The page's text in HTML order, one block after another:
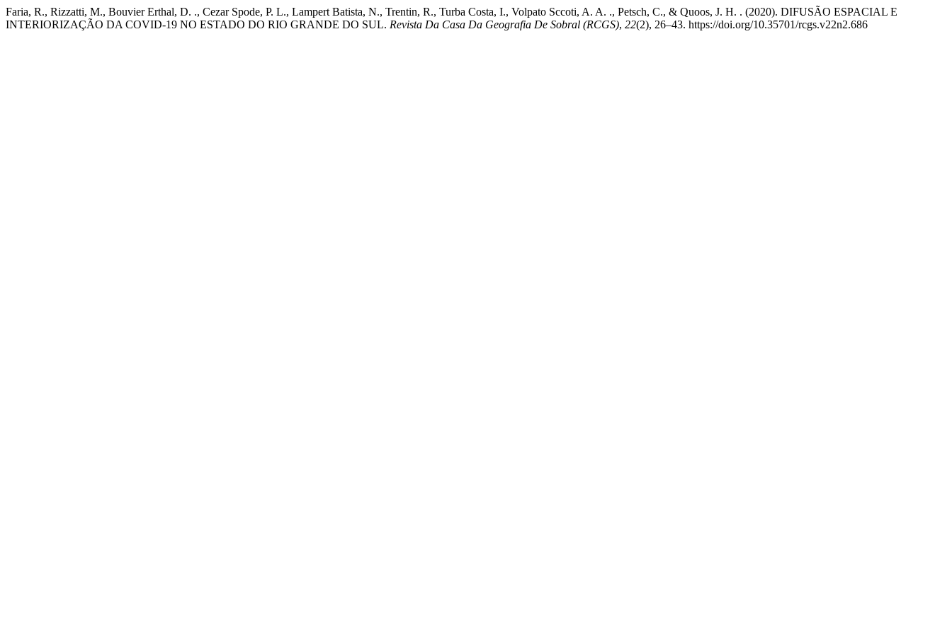
Faria, R., Rizzatti, M., Bouvier Erthal, D. ., Cezar Spode, P. L., Lampert Batista, N., Trentin, R., Turba Costa, I., Volpato Sccoti, A. A. ., Petsch, C., & Quoos, J. H. . (2020). DIFUSÃO ESPACIAL E
INTERIORIZAÇÃO DA COVID-19 NO ESTADO DO RIO GRANDE DO SUL. Revista Da Casa Da Geografia De Sobral (RCGS), 22(2), 26–43. https://doi.org/10.35701/rcgs.v22n2.686